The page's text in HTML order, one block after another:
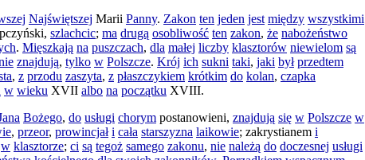
Najświętszej Marii Panny. Zakon ten jeden jest między wszystkimi
, szlachcic; ma drugą osobliwość ten zakon, że nabożeństwo
. Mięszkają na puszczach, dla małej liczby klasztorów niewielom są
znajdują, tylko w Polszcze. Krój ich sukni taki, jaki był przedtem
, z przodu zaszyta, z płaszczykiem krótkim do kolan, czapka
w wieku XVII albo na początku XVIII.
Bożego, do usługi chorym postanowieni, znajdują się w Polszcze w
, przeor, prowincjał i cała starszyzna laikowie; zakrystianem i
w klasztorze; ci są tegoż samego zakonu, nie należą do doczesnej usługi